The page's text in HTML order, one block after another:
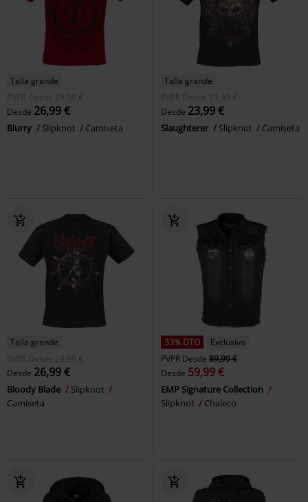
Talla grande
PVPR
Desde 29,99 €
Desde 26,99 €
Blurry Slipknot Camiseta
Talla grande
PVPR
Desde 29,99 €
Desde 23,99 €
Slaughterer Slipknot Camiseta
Talla grande
PVPR
Desde 29,99 €
Desde 26,99 €
Bloody Blade
Slipknot
Camiseta
33% DTO
Exclusivo
PVPR Desde 89,99 €
Desde 59,99 €
EMP Signature Collection
Slipknot
Chaleco